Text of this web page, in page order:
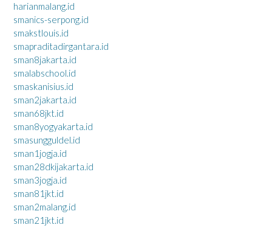
harianmalang.id
smanics-serpong.id
smakstlouis.id
smapraditadirgantara.id
sman8jakarta.id
smalabschool.id
smaskanisius.id
sman2jakarta.id
sman68jkt.id
sman8yogyakarta.id
smasungguldel.id
sman1jogja.id
sman28dkijakarta.id
sman3jogja.id
sman81jkt.id
sman2malang.id
sman21jkt.id